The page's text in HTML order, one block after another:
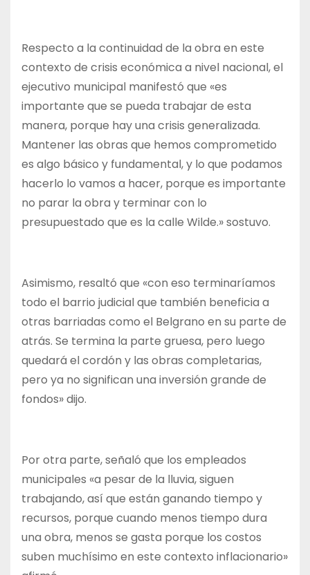
Respecto a la continuidad de la obra en este
contexto de crisis económica a nivel nacional, el
ejecutivo municipal manifestó que «es
importante que se pueda trabajar de esta
manera, porque hay una crisis generalizada.
Mantener las obras que hemos comprometido
es algo básico y fundamental, y lo que podamos
hacerlo lo vamos a hacer, porque es importante
no parar la obra y terminar con lo
presupuestado que es la calle Wilde.» sostuvo.
Asimismo, resaltó que «con eso terminaríamos
todo el barrio judicial que también beneficia a
otras barriadas como el Belgrano en su parte de
atrás. Se termina la parte gruesa, pero luego
quedará el cordón y las obras completarias,
pero ya no significan una inversión grande de
fondos» dijo.
Por otra parte, señaló que los empleados
municipales «a pesar de la lluvia, siguen
trabajando, así que están ganando tiempo y
recursos, porque cuando menos tiempo dura
una obra, menos se gasta porque los costos
suben muchísimo en este contexto inflacionario»